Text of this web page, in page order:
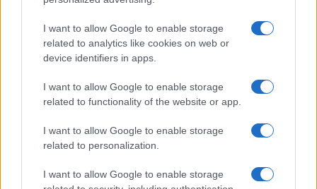
I want to allow Google to enable storage
related to analytics like cookies on web or
device identifiers in apps.
I want to allow Google to enable storage
related to functionality of the website or app.
I want to allow Google to enable storage
related to personalization.
I want to allow Google to enable storage
importa il fatto cheil 78% dei dipendenti della
Franchi sono donne. Praticamente un’azienda in
punire il libero pensiero dell’individuo,
ancora meglio poi se imprenditore, come nel caso
specifico, solo perché disallineato con il sacro
credo femminista e non conforme all’ortodossia
politicamente corretta, da cui, evidentemente, non